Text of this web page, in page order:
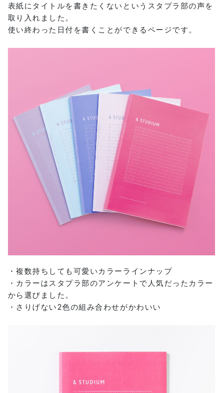
表紙にタイトルを書きたくないというスタプラ部の声を
取り入れました。
使い終わった日付を書くことができるページです。
・複数持ちしても可愛いカラーラインナップ
・カラーはスタプラ部のアンケートで人気だったカラー
から選びました。
・さりげない2色の組み合わせがかわいい